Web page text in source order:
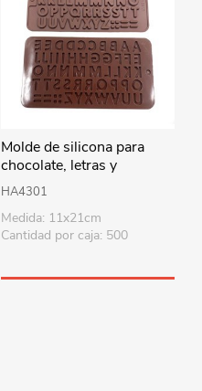
Molde de silicona para
chocolate, letras y
números
HA4301
Medida: 11x21cm
Cantidad por caja: 500